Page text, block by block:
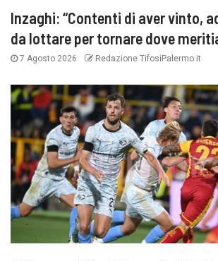
Inzaghi: “Contenti di aver vinto,
da lottare per tornare dove
7 Agosto 2026 Redazione TifosiPalermo.it